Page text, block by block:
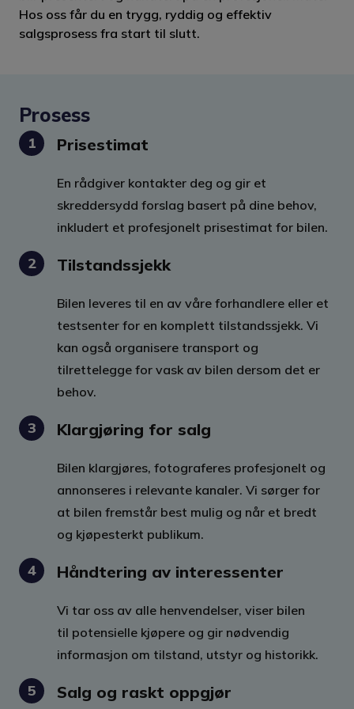
Hos oss får du en trygg, ryddig og effektiv
salgsprosess fra start til slutt.
Prosess
1 Pris­estimat
En rådgiver kontakter deg og gir et
skreddersydd forslag basert på dine behov,
inkludert et profesjonelt prisestimat for bilen.
2 Tilstandssjekk
Bilen leveres til en av våre forhandlere eller et
testsenter for en komplett tilstandssjekk. Vi
kan også organisere transport og
tilrettelegge for vask av bilen dersom det er
behov.
3 Klargjøring for salg
Bilen klargjøres, fotograferes profesjonelt og
annonseres i relevante kanaler. Vi sørger for
at bilen fremstår best mulig og når et bredt
og kjøpesterkt publikum.
4 Håndtering av interessenter
Vi tar oss av alle henvendelser, viser bilen
til potensielle kjøpere og gir nødvendig
informasjon om tilstand, utstyr og historikk.
5 Salg og raskt oppgjør